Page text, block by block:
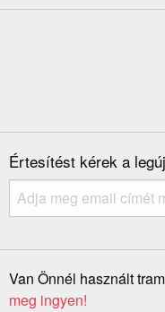
Értesítést kérek a
Van Önnél használt
meg ingyen!